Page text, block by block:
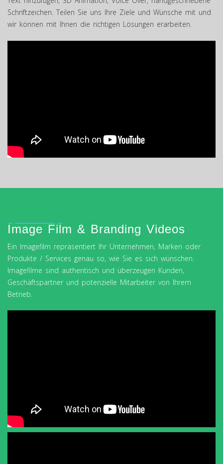
Schriftzeichen. Teilen Sie uns Ihre Ziele und Wünsche mit und
wir können mit Ihnen die richtigen Lösungen erarbeiten.
Image Film & Branding Videos
Ein Imagefilm repräsentiert Ihr Unternehmen, Marken oder
Produkte / Services genau so, wie Sie es sich wünschen.
Imagefilme sind authentisch und überzeugen Kunden,
Geschäftspartner und potenzielle Mitarbeiter von Ihrem
Betrieb.